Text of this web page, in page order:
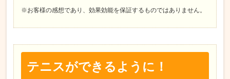
※お客様の感想であり、効果効能を保証するものではありません。
テニスができるように！